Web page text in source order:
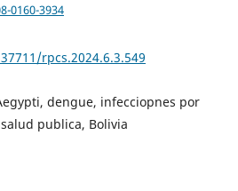
0160-3934
rpcs.2024.6.3.549
dengue, infecciopnes por
publica, Bolivia